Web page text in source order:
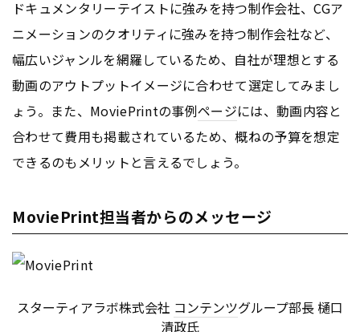
ドキュメンタリーテイストに強みを持つ制作会社、CGア
ニメーションのクオリティに強みを持つ制作会社など、
幅広いジャンルを網羅しているため、自社が理想とする
動画のアウトプットイメージに合わせて選定してみまし
ょう。また、MoviePrintの事例ページには、動画内容と
合わせて費用も掲載されているため、概ねの予算を想定
できるのもメリットと言えるでしょう。
MoviePrint担当者からのメッセージ
スターティアラボ株式会社 コンテンツグループ部長 樋口
清政氏